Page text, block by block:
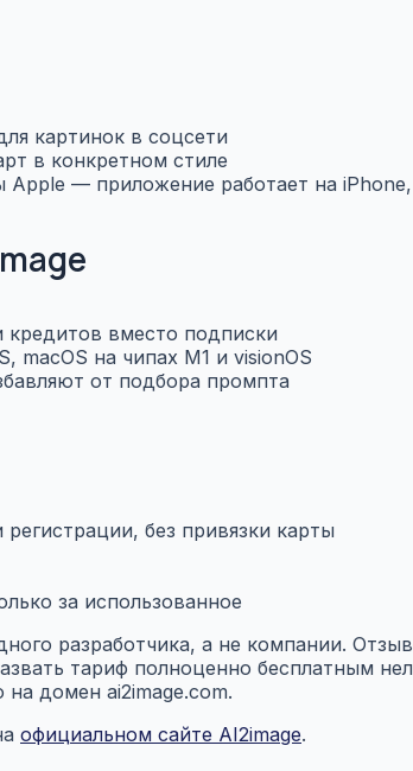
картинок в соцсети
в конкретном стиле
Apple — приложение работает на
вместо подписки
macOS на чипах M1 и visionOS
от подбора промпта
регистрации, без привязки карты
за использованное
разработчика, а не компании.
тариф полноценно бесплатным
на домен ai2image.com.
официальном сайте AI2image.